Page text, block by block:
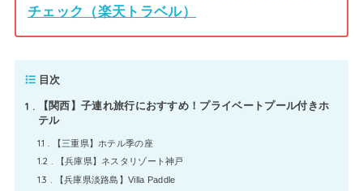
チェック（楽天トラベル）
目次
1
【関西】子連れ旅行におすすめ！プライベートプール付きホ
テル
1.1
【三重県】ホテル季の座
1.2 【兵庫県】ネスタリゾート神戸
1.3 【兵庫県淡路島】Villa Paddle